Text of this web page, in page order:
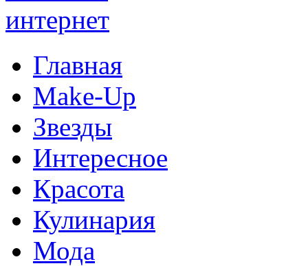
Главная
Make-Up
Звезды
Интересное
Красота
Кулинария
Мода